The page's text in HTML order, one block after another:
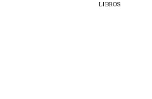
LIBROS